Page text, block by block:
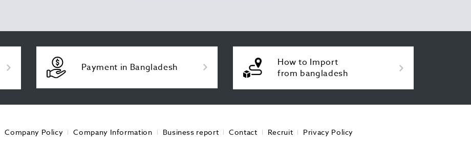
Payment in Bangladesh
How to Import
from bangladesh
Company Policy Company Information Business report Contact Recruit Privacy Policy